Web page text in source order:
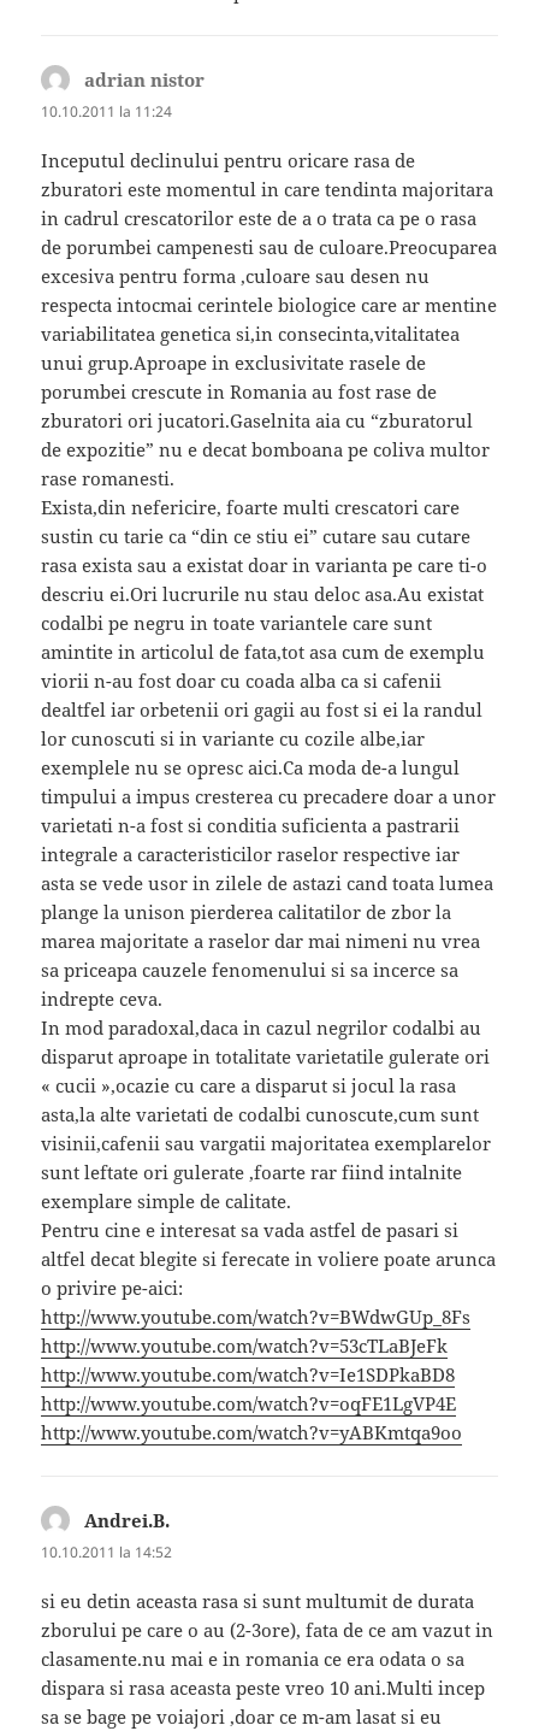
adrian nistor
10.10.2011 la 11:24
Inceputul declinului pentru oricare rasa de
zburatori este momentul in care tendinta majoritara
in cadrul crescatorilor este de a o trata ca pe o rasa
de porumbei campenesti sau de culoare.Preocuparea
excesiva pentru forma ,culoare sau desen nu
respecta intocmai cerintele biologice care ar mentine
variabilitatea genetica si,in consecinta,vitalitatea
unui grup.Aproape in exclusivitate rasele de
porumbei crescute in Romania au fost rase de
zburatori ori jucatori.Gaselnita aia cu “zburatorul
de expozitie” nu e decat bomboana pe coliva multor
rase romanesti.
Exista,din nefericire, foarte multi crescatori care
sustin cu tarie ca “din ce stiu ei” cutare sau cutare
rasa exista sau a existat doar in varianta pe care ti-o
descriu ei.Ori lucrurile nu stau deloc asa.Au existat
codalbi pe negru in toate variantele care sunt
amintite in articolul de fata,tot asa cum de exemplu
viorii n-au fost doar cu coada alba ca si cafenii
dealtfel iar orbetenii ori gagii au fost si ei la randul
lor cunoscuti si in variante cu cozile albe,iar
exemplele nu se opresc aici.Ca moda de-a lungul
timpului a impus cresterea cu precadere doar a unor
varietati n-a fost si conditia suficienta a pastrarii
integrale a caracteristicilor raselor respective iar
asta se vede usor in zilele de astazi cand toata lumea
plange la unison pierderea calitatilor de zbor la
marea majoritate a raselor dar mai nimeni nu vrea
sa priceapa cauzele fenomenului si sa incerce sa
indrepte ceva.
In mod paradoxal,daca in cazul negrilor codalbi au
disparut aproape in totalitate varietatile gulerate ori
« cucii »,ocazie cu care a disparut si jocul la rasa
asta,la alte varietati de codalbi cunoscute,cum sunt
visinii,cafenii sau vargatii majoritatea exemplarelor
sunt leftate ori gulerate ,foarte rar fiind intalnite
exemplare simple de calitate.
Pentru cine e interesat sa vada astfel de pasari si
altfel decat blegite si ferecate in voliere poate arunca
o privire pe-aici:
http://www.youtube.com/watch?v=BWdwGUp_8Fs
http://www.youtube.com/watch?v=53cTLaBJeFk
http://www.youtube.com/watch?v=Ie1SDPkaBD8
http://www.youtube.com/watch?v=oqFE1LgVP4E
http://www.youtube.com/watch?v=yABKmtqa9oo
Andrei.B.
10.10.2011 la 14:52
si eu detin aceasta rasa si sunt multumit de durata
zborului pe care o au (2-3ore), fata de ce am vazut in
clasamente.nu mai e in romania ce era odata o sa
dispara si rasa aceasta peste vreo 10 ani.Multi incep
sa se bage pe voiajori ,doar ce m-am lasat si eu